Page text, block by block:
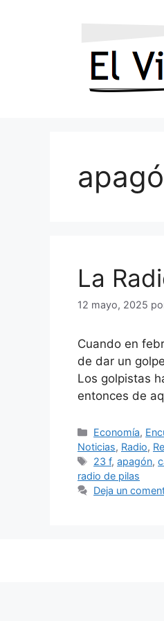
La
12 mayo, 2025
Cuando en
de dar un
Los golpistas
entonces de
Categorías
Economía,
Noticias, Radio,
Etiquetas
23 f,apagón,
radio de pilas
Deja un